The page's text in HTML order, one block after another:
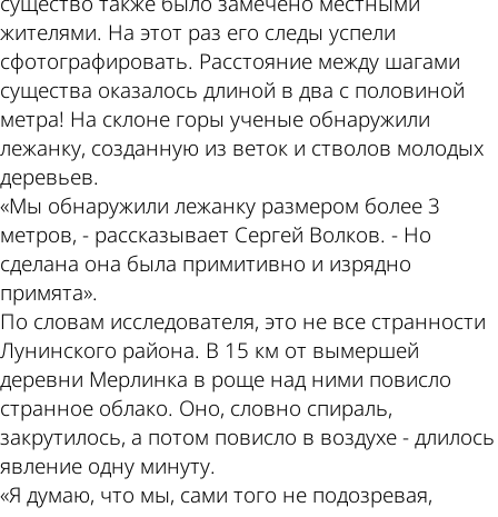
жителями. На этот раз его следы успели
сфотографировать. Расстояние между шагами
существа оказалось длиной в два с половиной
метра! На склоне горы ученые обнаружили
лежанку, созданную из веток и стволов молодых
деревьев.
«Мы обнаружили лежанку размером более 3
метров, - рассказывает Сергей Волков. - Но
сделана она была примитивно и изрядно
примята».
По словам исследователя, это не все странности
Лунинского района. В 15 км от вымершей
деревни Мерлинка в роще над ними повисло
странное облако. Оно, словно спираль,
закрутилось, а потом повисло в воздухе - длилось
явление одну минуту.
«Я думаю, что мы, сами того не подозревая,